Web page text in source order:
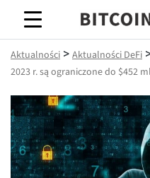
Aktualności > Aktualności DeFi
2023 r. są ograniczone do $452